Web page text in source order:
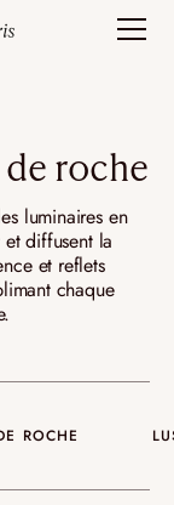
roche
luminaires en
diffusent la
et reflets
chaque
ROCHE